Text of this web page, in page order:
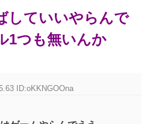
していいやらんで
1つも無いんか
ID:oKKNGOOna